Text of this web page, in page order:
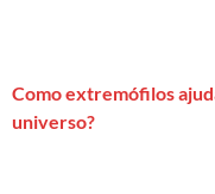
Como extremófilos
universo?